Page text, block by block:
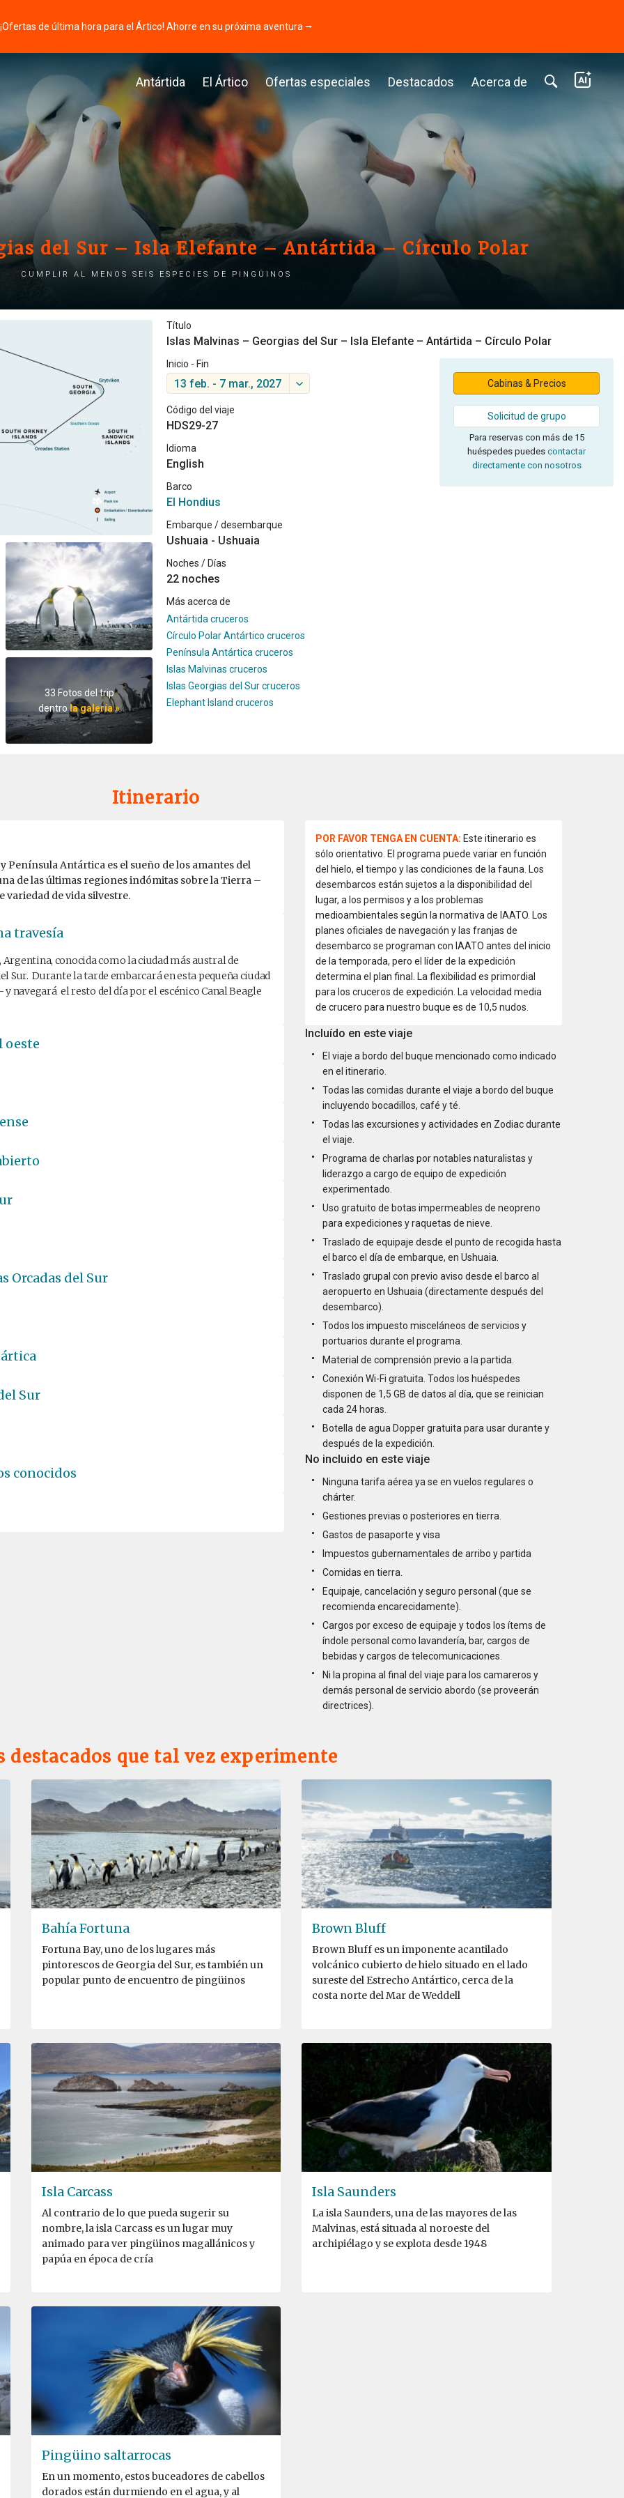
¡Ofertas de última hora para el Ártico! Ahorre en su próxima aventura ⭢
Antártida El Ártico Ofertas especiales Destacados Acerca de
del Sur – Isla Elefante – Antártida – Círculo Polar
Cumplir al menos seis especies de pingüinos
33 Fotos del trip
dentrola galería »
Título
Islas Malvinas – Georgias del Sur – Isla Elefante – Antártida – Círculo Polar
Inicio - Fin
13 feb. - 7 mar., 2027
Código del viaje
HDS29-27
Idioma
English
Barco
El Hondius
Embarque / desembarque
Ushuaia - Ushuaia
Noches / Días
22 noches
Más acerca de
Antártida cruceros
Círculo Polar Antártico cruceros
Península Antártica cruceros
Islas Malvinas cruceros
Islas Georgias del Sur cruceros
Elephant Island cruceros
Cabinas & Precios
Solicitud de grupo
Para reservas con más de 15
huéspedes puedes contactar
directamente con nosotros
Itinerario
Península Antártica es el sueño de los amantes del
de las últimas regiones indómitas sobre la Tierra –
variedad de vida silvestre.
travesía
conocida como la ciudad más austral de
Sur. Durante la tarde embarcará en esta pequeña ciudad
navegará el resto del día por el escénico Canal Beagle
oeste
Orcadas del Sur
Sur
conocidos
POR FAVOR TENGA EN CUENTA: Este itinerario es
sólo orientativo. El programa puede variar en función
del hielo, el tiempo y las condiciones de la fauna. Los
desembarcos están sujetos a la disponibilidad del
lugar, a los permisos y a los problemas
medioambientales según la normativa de IAATO. Los
planes oficiales de navegación y las franjas de
desembarco se programan con IAATO antes del inicio
de la temporada, pero el líder de la expedición
determina el plan final. La flexibilidad es primordial
para los cruceros de expedición. La velocidad media
de crucero para nuestro buque es de 10,5 nudos.
Incluído en este viaje
El viaje a bordo del buque mencionado como indicado
en el itinerario.
Todas las comidas durante el viaje a bordo del buque
incluyendo bocadillos, café y té.
Todas las excursiones y actividades en Zodiac durante
el viaje.
Programa de charlas por notables naturalistas y
liderazgo a cargo de equipo de expedición
experimentado.
Uso gratuito de botas impermeables de neopreno
para expediciones y raquetas de nieve.
Traslado de equipaje desde el punto de recogida hasta
el barco el día de embarque, en Ushuaia.
Traslado grupal con previo aviso desde el barco al
aeropuerto en Ushuaia (directamente después del
desembarco).
Todos los impuesto misceláneos de servicios y
portuarios durante el programa.
Material de comprensión previo a la partida.
Conexión Wi-Fi gratuita. Todos los huéspedes
disponen de 1,5 GB de datos al día, que se reinician
cada 24 horas.
Botella de agua Dopper gratuita para usar durante y
después de la expedición.
No incluido en este viaje
Ninguna tarifa aérea ya se en vuelos regulares o
chárter.
Gestiones previas o posteriores en tierra.
Gastos de pasaporte y visa
Impuestos gubernamentales de arribo y partida
Comidas en tierra.
Equipaje, cancelación y seguro personal (que se
recomienda encarecidamente).
Cargos por exceso de equipaje y todos los ítems de
índole personal como lavandería, bar, cargos de
bebidas y cargos de telecomunicaciones.
Ni la propina al final del viaje para los camareros y
demás personal de servicio abordo (se proveerán
directrices).
destacados que tal vez experimente
Bahía Fortuna
Fortuna Bay, uno de los lugares más
pintorescos de Georgia del Sur, es también un
popular punto de encuentro de pingüinos
Brown Bluff
Brown Bluff es un imponente acantilado
volcánico cubierto de hielo situado en el lado
sureste del Estrecho Antártico, cerca de la
costa norte del Mar de Weddell
Isla Carcass
Al contrario de lo que pueda sugerir su
nombre, la isla Carcass es un lugar muy
animado para ver pingüinos magallánicos y
papúa en época de cría
Isla Saunders
La isla Saunders, una de las mayores de las
Malvinas, está situada al noroeste del
archipiélago y se explota desde 1948
Pingüino saltarrocas
En un momento, estos buceadores de cabellos
dorados están durmiendo en el agua, y al